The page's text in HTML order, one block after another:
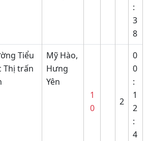
:
3
8
Tiểu
Thị trấn
Mỹ Hào,
Hưng
Yên
1
0
2
0
0
:
1
2
:
4